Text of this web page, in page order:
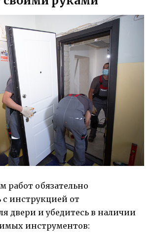
работ обязательно
с инструкцией от
двери и убедитесь в наличии
инструментов: